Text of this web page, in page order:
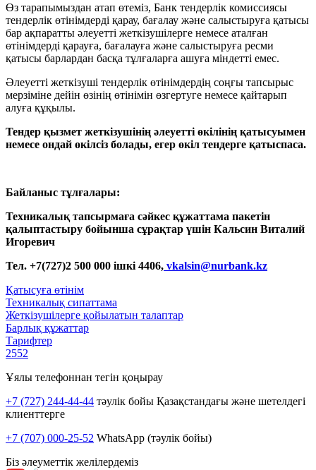
Өз тарапымыздан атап өтеміз, Банк тендерлік комиссиясы
тендерлік өтінімдерді қарау, бағалау және салыстыруға қатысы
бар ақпаратты әлеуетті жеткізушілерге немесе аталған
өтінімдерді қарауға, бағалауға және салыстыруға ресми
қатысы барлардан басқа тұлғаларға ашуға міндетті емес.
Әлеуетті жеткізуші тендерлік өтінімдердің соңғы тапсырыс
мерзіміне дейін өзінің өтінімін өзгертуге немесе қайтарып
алуға құқылы.
Тендер қызмет жеткізушінің әлеуетті өкілінің қатысуымен
немесе ондай өкілсіз болады, егер өкіл тендерге қатыспаса.
Байланыс тұлғалары:
Техникалық тапсырмаға сәйкес құжаттама пакетін
қалыптастыру бойынша сұрақтар үшін Кальсин Виталий
Игоревич
Тел. +7(727)2 500 000 ішкі 4406, vkalsin@nurbank.kz
Қатысуға өтінім
Техникалық сипаттама
Жеткізушілерге қойылатын талаптар
Барлық құжаттар
Тарифтер
2552
Ұялы телефоннан тегін қоңырау
+7 (727) 244-44-44 тәулік бойы Қазақстандағы және шетелдегі
клиенттерге
+7 (707) 000-25-52 WhatsApp (тәулік бойы)
Біз әлеуметтік желілердеміз